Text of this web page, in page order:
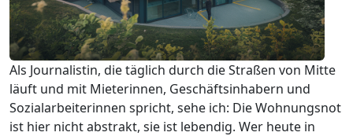
Als Journalistin, die täglich durch die Straßen von Mitte
läuft und mit Mieterinnen, Geschäftsinhabern und
Sozialarbeiterinnen spricht, sehe ich: Die Wohnungsnot
ist hier nicht abstrakt, sie ist lebendig. Wer heute in